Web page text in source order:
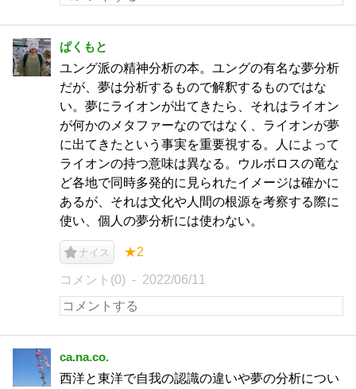
ぱくもと
ユング派の精神分析の本。ユングの有名な夢分析
だが、夢は分析するもので解釈するものではな
い。夢にライオンが出てきたら、それはライオン
が何かのメタファーなのではなく、ライオンが夢
に出てきたという事実を重要視する。人によって
ライオンの持つ意味は異なる。ウルボロスの竜な
ど各地で同時多発的に見られたイメージは確かに
あるが、それは文化や人間の根源を考察する際に
使い、個人の夢分析には使わない。
ナイス ★2
コメント(0) 2022/06/11
ca.na.co.
西洋と東洋で自我の認識の違いや夢の分析につい